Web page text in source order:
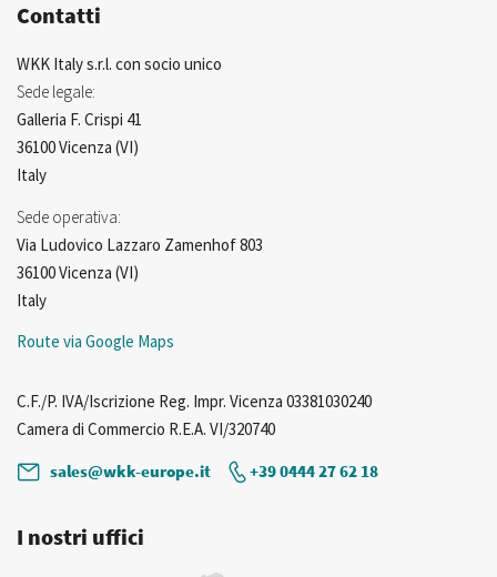
Contatti
WKK Italy s.r.l. con socio unico
Sede legale:
Galleria F. Crispi 41
36100 Vicenza (VI)
Italy
Sede operativa:
Via Ludovico Lazzaro Zamenhof 803
36100 Vicenza (VI)
Italy
Route via Google Maps
C.F./P. IVA/Iscrizione Reg. Impr. Vicenza 03381030240
Camera di Commercio R.E.A. VI/320740
sales@wkk-europe.it
+39 0444 27 62 18
I nostri uffici